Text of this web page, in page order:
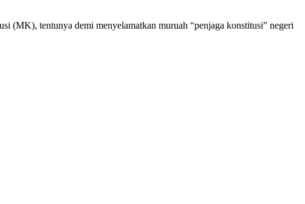
(MK), tentunya demi menyelamatkan muruah “penjaga konstitusi” negeri